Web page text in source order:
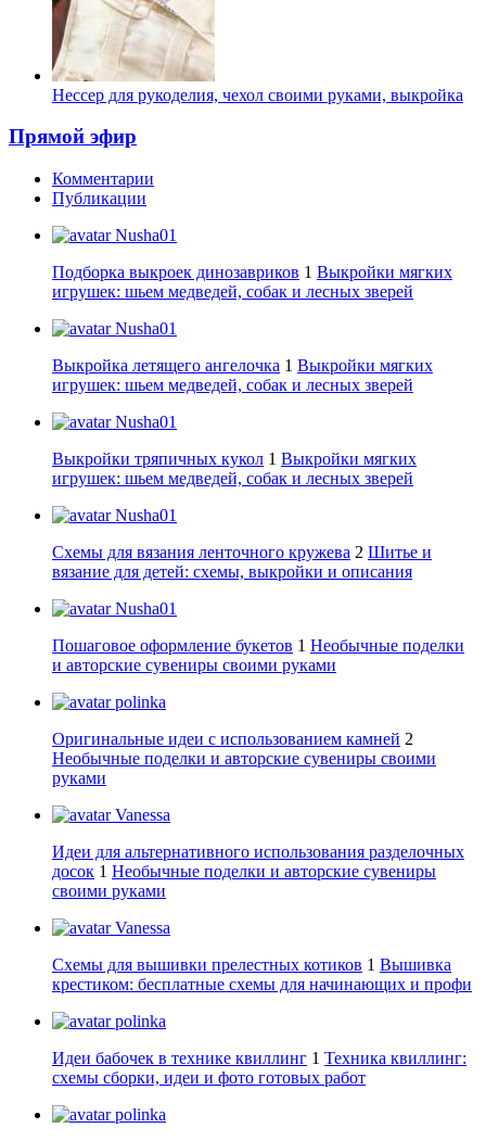
Нессер для рукоделия, чехол своими руками, выкройка
Прямой эфир
Комментарии
Публикации
Nusha01
Подборка выкроек динозавриков 1 Выкройки мягких
игрушек: шьем медведей, собак и лесных зверей
Nusha01
Выкройка летящего ангелочка 1 Выкройки мягких
игрушек: шьем медведей, собак и лесных зверей
Nusha01
Выкройки тряпичных кукол 1 Выкройки мягких
игрушек: шьем медведей, собак и лесных зверей
Nusha01
Схемы для вязания ленточного кружева 2 Шитье и
вязание для детей: схемы, выкройки и описания
Nusha01
Пошаговое оформление букетов 1 Необычные поделки
и авторские сувениры своими руками
polinka
Оригинальные идеи с использованием камней 2
Необычные поделки и авторские сувениры своими
руками
Vanessa
Идеи для альтернативного использования разделочных
досок 1 Необычные поделки и авторские сувениры
своими руками
Vanessa
Схемы для вышивки прелестных котиков 1 Вышивка
крестиком: бесплатные схемы для начинающих и профи
polinka
Идеи бабочек в технике квиллинг 1 Техника квиллинг:
схемы сборки, идеи и фото готовых работ
polinka